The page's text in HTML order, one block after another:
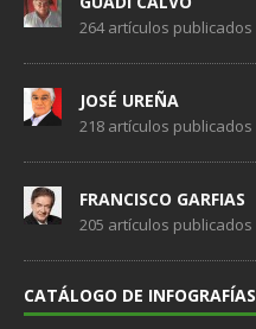
264 artículos publicados
JOSÉ UREÑA
218 artículos publicados
FRANCISCO GARFIAS
205 artículos publicados
CATÁLOGO DE INFOGRAFÍAS